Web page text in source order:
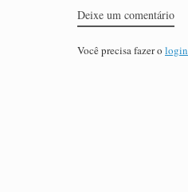
Deixe um comentário
Você precisa fazer o login